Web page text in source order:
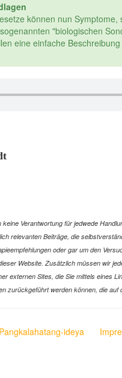
können nun
"biologischen
eine einfache
Verantwortung für jedwede
relevanten Beiträge, die
oder gar um den
Website. Zusätzlich müssen wir
externen Sites, die Sie mittels eines
zurückgeführt werden können, die
Pangkalahatang-ideya